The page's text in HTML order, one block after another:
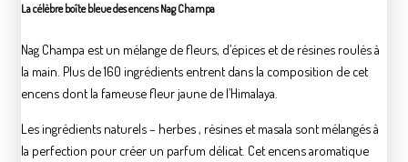
La célèbre boîte bleue des encens Nag Champa
Nag Champa est un mélange de fleurs, d’épices et de résines roulés à
la main. Plus de 160 ingrédients entrent dans la composition de cet
encens dont la fameuse fleur jaune de l’Himalaya.
Les ingrédients naturels – herbes , résines et masala sont mélangés à
la perfection pour créer un parfum délicat. Cet encens aromatique